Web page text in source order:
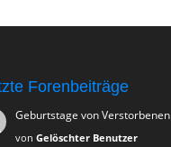
Forenbeiträge
Geburtstage von Verstorbenen
vonGelöschter Benutzer